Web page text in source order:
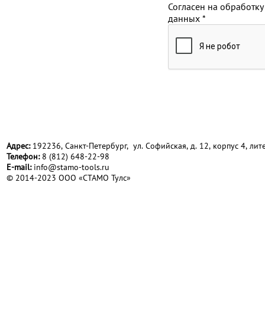
Согласен на обработку
данных *
Адрес:192236, Санкт-Петербург, ул. Софийская, д. 12, корпус 4,
Телефон:8 (812) 648-22-98
Е-mail: info@stamo-tools.ru
© 2014-2023 ООО «СТАМО Тулс»